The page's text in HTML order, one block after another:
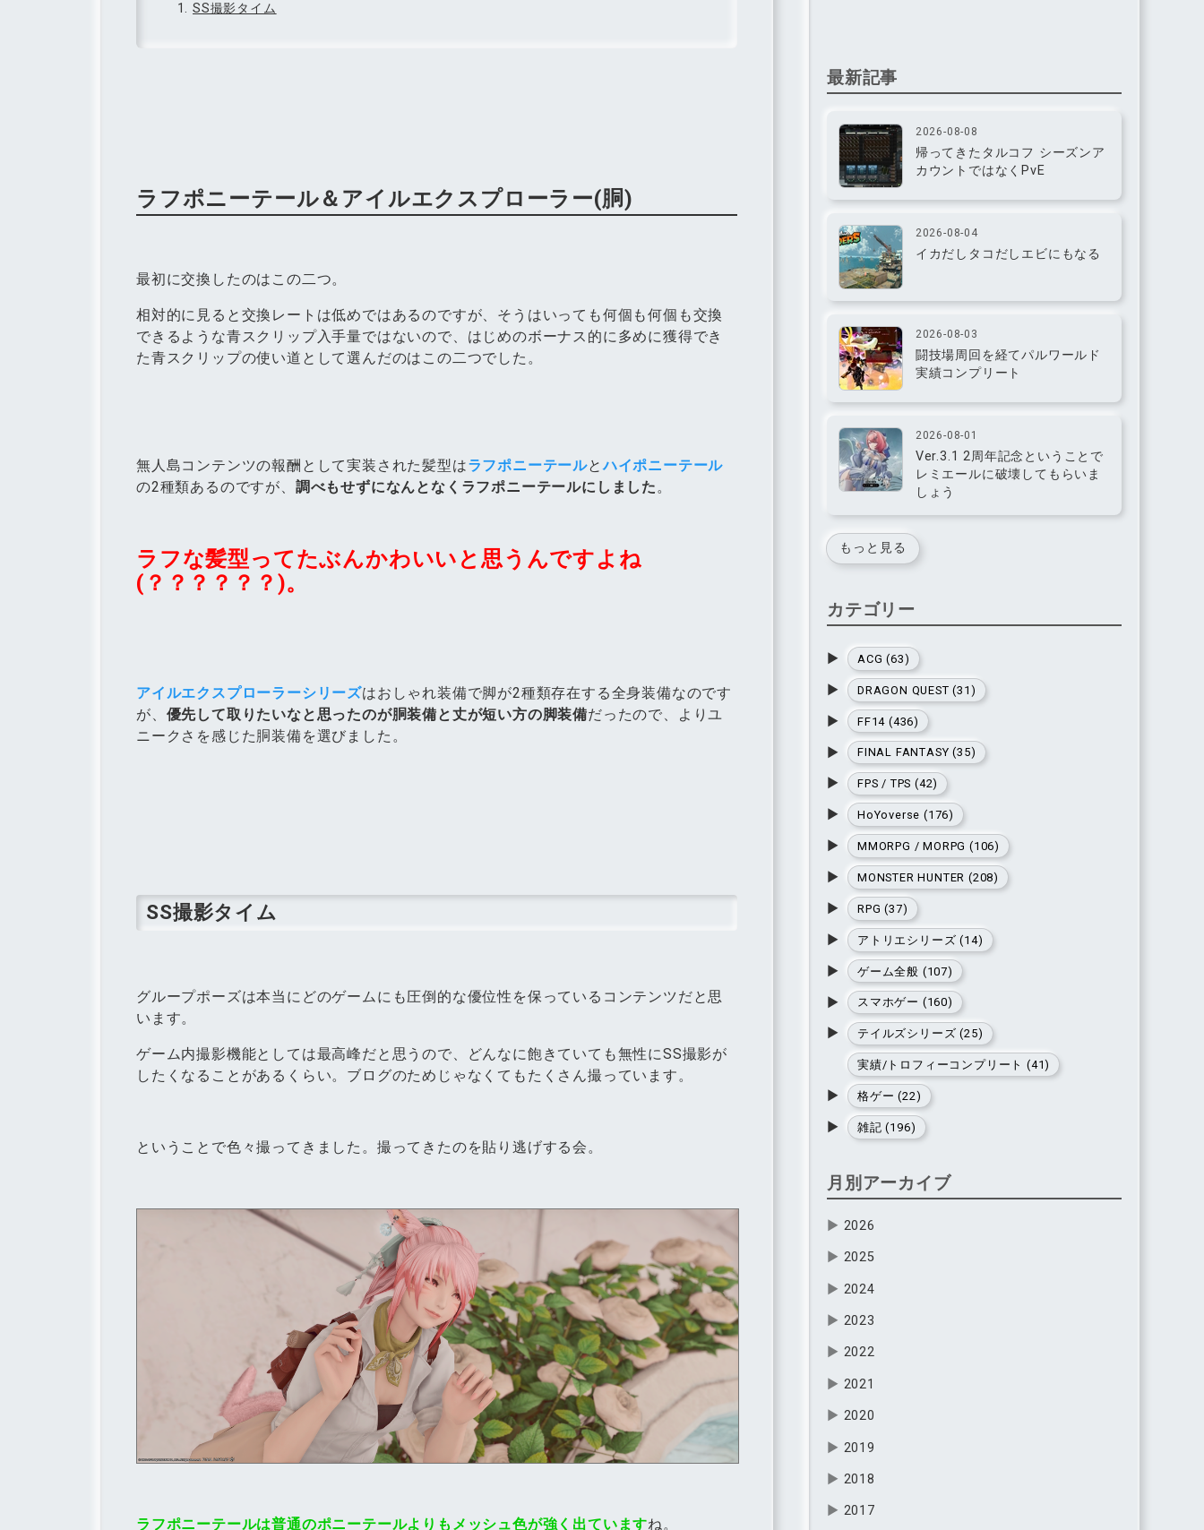
SS撮影タイム
ラフポニーテール＆アイルエクスプローラー(胴)
最初に交換したのはこの二つ。
相対的に見ると交換レートは低めではあるのですが、そうはいっても何個も何個も交換
できるような青スクリップ入手量ではないので、はじめのボーナス的に多めに獲得でき
た青スクリップの使い道として選んだのはこの二つでした。
無人島コンテンツの報酬として実装された髪型はラフポニーテールとハイポニーテール
の2種類あるのですが、 調べもせずになんとなくラフポニーテールにしました。
ラフな髪型ってたぶんかわいいと思うんですよね
(？？？？？？)。
アイルエクスプローラーシリーズはおしゃれ装備で脚が2種類存在する全身装備なのです
が、 優先して取りたいなと思ったのが胴装備と丈が短い方の脚装備だったので、よりユ
ニークさを感じた胴装備を選びました。
SS撮影タイム
グループポーズは本当にどのゲームにも圧倒的な優位性を保っているコンテンツだと思
います。
ゲーム内撮影機能としては最高峰だと思うので、どんなに飽きていても無性にSS撮影が
したくなることがあるくらい。ブログのためじゃなくてもたくさん撮っています。
ということで色々撮ってきました。撮ってきたのを貼り逃げする会。
ラフポニーテールは普通のポニーテールよりもメッシュ色が強く出ていますね。
最新記事
2026-08-08
帰ってきたタルコフ シーズンア
カウントではなくPvE
2026-08-04
イカだしタコだしエビにもなる
2026-08-03
闘技場周回を経てパルワールド
実績コンプリート
2026-08-01
Ver.3.1 2周年記念ということで
レミエールに破壊してもらいま
しょう
もっと見る
カテゴリー
▶ ACG (63)
▶ DRAGON QUEST (31)
▶ FF14 (436)
▶ FINAL FANTASY (35)
▶ FPS / TPS (42)
▶ HoYoverse (176)
▶ MMORPG / MORPG (106)
▶ MONSTER HUNTER (208)
▶ RPG (37)
▶ アトリエシリーズ (14)
▶ ゲーム全般 (107)
▶ スマホゲー (160)
▶ テイルズシリーズ (25)
実績/トロフィーコンプリート (41)
▶ 格ゲー (22)
▶ 雑記 (196)
月別アーカイブ
▶ 2026
▶ 2025
▶ 2024
▶ 2023
▶ 2022
▶ 2021
▶ 2020
▶ 2019
▶ 2018
▶ 2017